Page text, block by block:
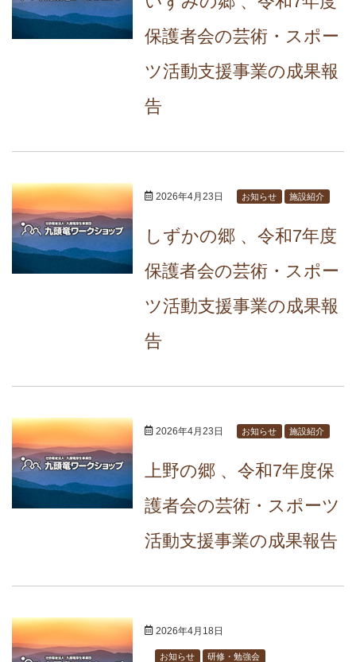
保護者会の芸術・スポー
ツ活動支援事業の成果報
告
2026年4月23日 お知らせ 施設紹介
しずかの郷 、令和7年度
保護者会の芸術・スポー
ツ活動支援事業の成果報
告
2026年4月23日 お知らせ 施設紹介
上野の郷 、令和7年度保
護者会の芸術・スポーツ
活動支援事業の成果報告
2026年4月18日
お知らせ 研修・勉強会